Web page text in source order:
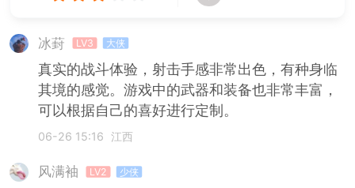
冰葑 LV3 大侠
真实的战斗体验，射击手感非常出色，有种身临
其境的感觉。游戏中的武器和装备也非常丰富，
可以根据自己的喜好进行定制。
06-26 15:16 江西
风满袖 LV2 少侠